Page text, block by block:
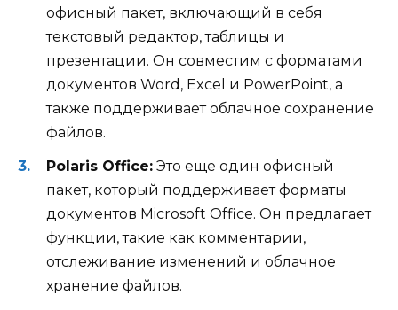
офисный пакет, включающий в себя
текстовый редактор, таблицы и
презентации. Он совместим с форматами
документов Word, Excel и PowerPoint, а
также поддерживает облачное сохранение
файлов.
Polaris Office: Это еще один офисный
пакет, который поддерживает форматы
документов Microsoft Office. Он предлагает
функции, такие как комментарии,
отслеживание изменений и облачное
хранение файлов.